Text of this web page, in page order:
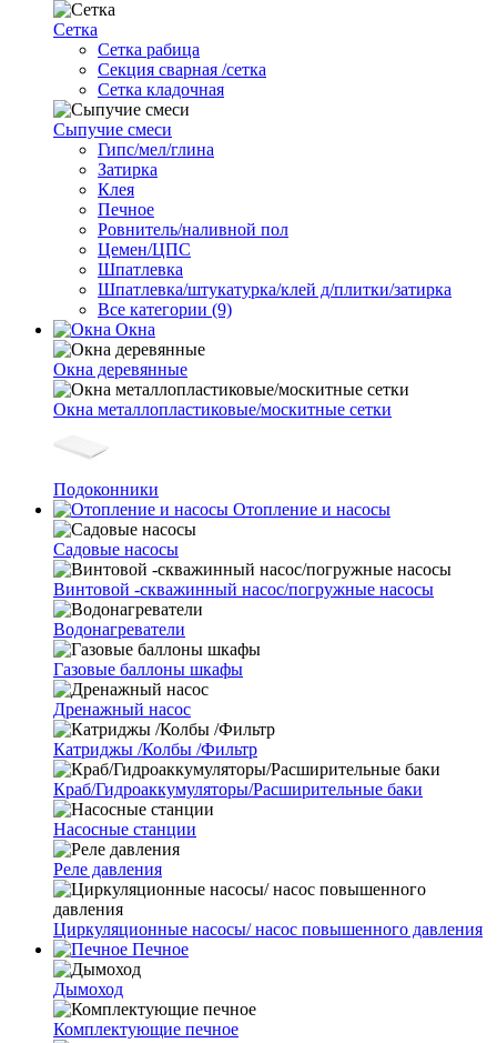
Сетка
Cетка рабица
Секция сварная /сетка
Сетка кладочная
Сыпучие смеси
Гипс/мел/глина
Затирка
Клея
Печное
Ровнитель/наливной пол
Цемен/ЦПС
Шпатлевка
Шпатлевка/штукатурка/клей д/плитки/затирка
Все категории (9)
Окна
Окна деревянные
Окна металлопластиковые/москитные сетки
Подоконники
Отопление и насосы
Cадовые насосы
Винтовой -скважинный насос/погружные насосы
Водонагреватели
Газовые баллоны шкафы
Дренажный насос
Катриджы /Колбы /Фильтр
Краб/Гидроаккумуляторы/Расширительные баки
Насосные станции
Реле давления
Циркуляционные насосы/ насос повышенного давления
Печное
Дымоход
Комплектующие печное